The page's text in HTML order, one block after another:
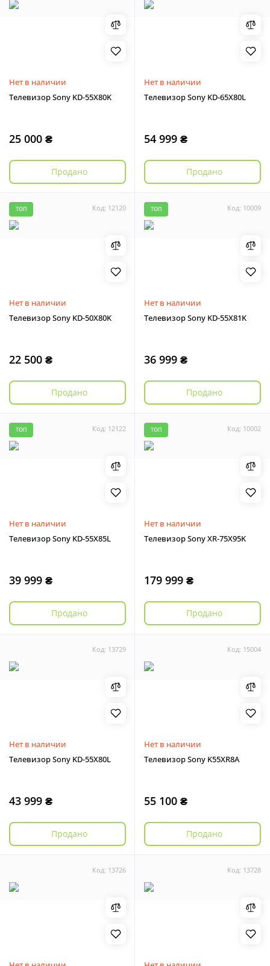
Нет в наличии
Телевизор Sony KD-55X80K
25 000 ₴
Продано
Нет в наличии
Телевизор Sony KD-65X80L
54 999 ₴
Продано
Код: 12120
ТОП
Нет в наличии
Телевизор Sony KD-50X80K
22 500 ₴
Продано
Код: 10009
ТОП
Нет в наличии
Телевизор Sony KD-55X81K
36 999 ₴
Продано
Код: 12122
ТОП
Нет в наличии
Телевизор Sony KD-55X85L
39 999 ₴
Продано
Код: 10002
ТОП
Нет в наличии
Телевизор Sony XR-75X95K
179 999 ₴
Продано
Код: 13729
Нет в наличии
Телевизор Sony KD-55X80L
43 999 ₴
Продано
Код: 15004
Нет в наличии
Телевизор Sony K55XR8A
55 100 ₴
Продано
Код: 13726 Код: 13728